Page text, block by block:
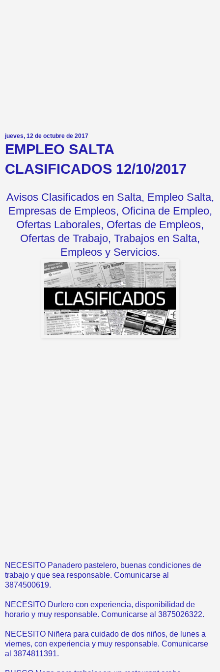
jueves, 12 de octubre de 2017
EMPLEO SALTA
CLASIFICADOS 12/10/2017
Avisos Clasificados en Salta, Empleo Salta,
Empresas de Empleos, Oficina de Empleo,
Ofertas Laborales, Ofertas de Empleos,
Ofertas de Trabajo, Trabajos en Salta,
Empleos y Servicios.
NECESITO Panadero pastelero, buenas condiciones de
trabajo y que sea responsable. Comunicarse al
3874500619.
NECESITO Durlero con experiencia, disponibilidad de
horario y muy responsable. Comunicarse al 3875026322.
NECESITO Niñera para cuidado de dos niños, de lunes a
viernes, con experiencia y muy responsable. Comunicarse
al 3874811391.